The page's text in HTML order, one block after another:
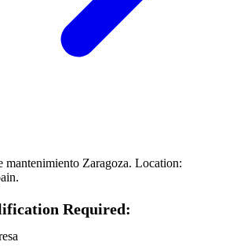
Zaragoza. Location:
Required: